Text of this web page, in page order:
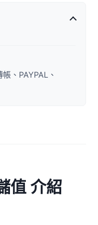
、PAYPAL、
值 介紹